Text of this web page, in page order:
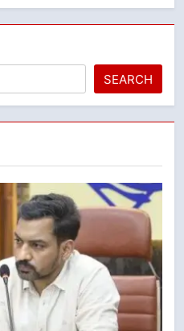
SEARCH